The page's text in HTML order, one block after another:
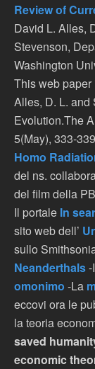
Review of
David L. Alles,
Stevenson,
Washington
This web
Alles, D. L. and
Evolution.The
5(May), 333-
Homo
del ns.
del film della
Il portale In
sito web dell’
sullo
Neanderthals
omonimo -La
eccovi ora le
la teoria
saved
economic